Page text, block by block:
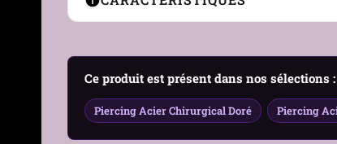
Utilisation Stretching progressif
Genre Femme, Homme
Ce produit est présent dans nos sélections :
Piercing Acier Chirurgical Doré Piercing